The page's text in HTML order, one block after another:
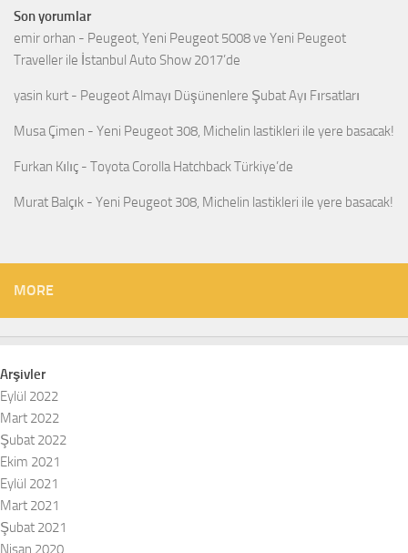
Son yorumlar
emir orhan - Peugeot, Yeni Peugeot 5008 ve Yeni Peugeot
Traveller ile İstanbul Auto Show 2017’de
yasin kurt - Peugeot Almayı Düşünenlere Şubat Ayı Fırsatları
Musa Çimen - Yeni Peugeot 308, Michelin lastikleri ile yere basacak!
Furkan Kılıç - Toyota Corolla Hatchback Türkiye’de
Murat Balçık - Yeni Peugeot 308, Michelin lastikleri ile yere basacak!
MORE
Arşivler
Eylül 2022
Mart 2022
Şubat 2022
Ekim 2021
Eylül 2021
Mart 2021
Şubat 2021
Nisan 2020